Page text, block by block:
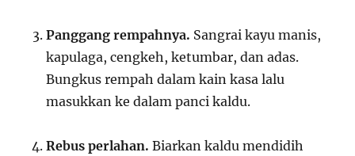
Panggang rempahnya. Sangrai kayu manis,
kapulaga, cengkeh, ketumbar, dan adas.
Bungkus rempah dalam kain kasa lalu
masukkan ke dalam panci kaldu.
Rebus perlahan. Biarkan kaldu mendidih